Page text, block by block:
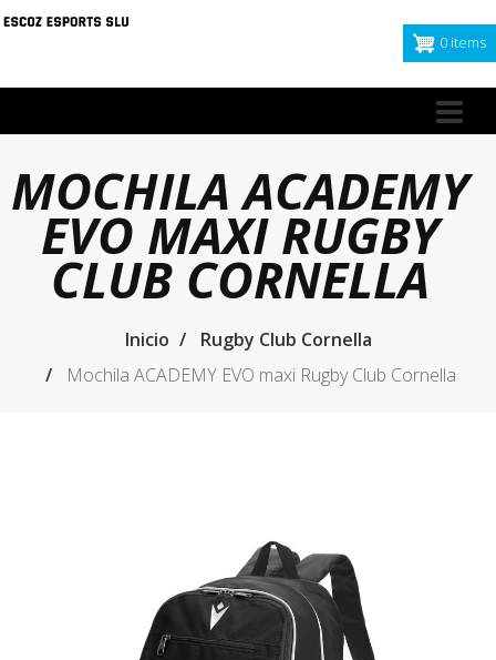
Pasar
principal
0 items
MOCHILA ACADEMY
EVO MAXI RUGBY
CLUB CORNELLA
Inicio
Rugby Club Cornella
Mochila ACADEMY EVO maxi Rugby Club Cornella